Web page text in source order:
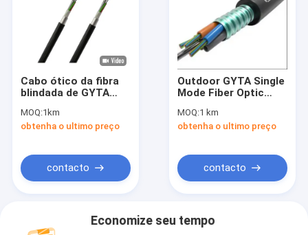
Cabo ótico da fibra
blindada de GYTA
MOQ:1km
obtenha o ultimo preço
contacto
Outdoor GYTA Single
Mode Fiber Optic
Core Duct Aerial
Universal Factory
MOQ:1 km
obtenha o ultimo preço
contacto
Economize seu tempo